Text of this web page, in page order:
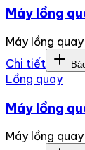
Máy lồng
Máy lồng quay
Chi tiết
Lồng quay
Máy lồng
Máy lồng quay